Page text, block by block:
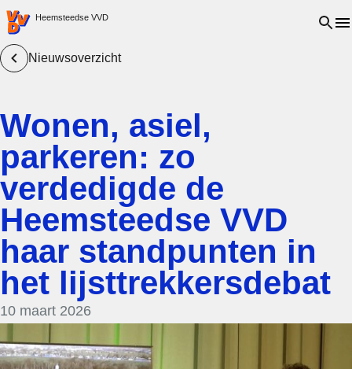
VVD.nl - Ga naar de homepage
Heemsteedse VVD Open
Nieuwsoverzicht
Wonen, asiel,
parkeren: zo
verdedigde de
Heemsteedse VVD
haar standpunten in
het lijsttrekkersdebat
10 maart 2026